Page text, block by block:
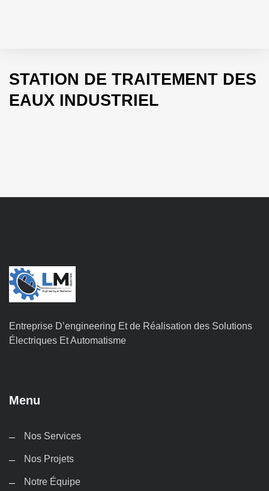
STATION DE TRAITEMENT DES
EAUX INDUSTRIEL
Entreprise D’engineering Et de Réalisation des Solutions
Électriques Et Automatisme
Menu
Nos Services
Nos Projets
Notre Équipe